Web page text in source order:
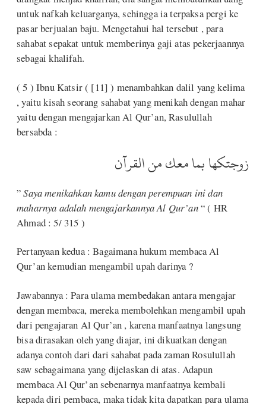
untuk nafkah keluarganya, sehingga ia terpaksa pergi ke
pasar berjualan baju. Mengetahui hal tersebut , para
sahabat sepakat untuk memberinya gaji atas pekerjaannya
sebagai khalifah.
( 5 ) Ibnu Katsir ( [11] ) menambahkan dalil yang kelima
, yaitu kisah seorang sahabat yang menikah dengan mahar
yaitu dengan mengajarkan Al Qur’an, Rasulullah
bersabda :
زوجتكها بما معك من القرآن
”Saya menikahkan kamu dengan perempuan ini dan
maharnya adalah mengajarkannya Al Qur’an“ ( HR
Ahmad : 5/ 315 )
Pertanyaan kedua : Bagaimana hukum membaca Al
Qur’an kemudian mengambil upah darinya ?
Jawabannya : Para ulama membedakan antara mengajar
dengan membaca, mereka membolehkan mengambil upah
dari pengajaran Al Qur’an , karena manfaatnya langsung
bisa dirasakan oleh yang diajar, ini dikuatkan dengan
adanya contoh dari dari sahabat pada zaman Rosulullah
saw sebagaimana yang dijelaskan di atas. Adapun
membaca Al Qur’an sebenarnya manfaatnya kembali
kepada diri pembaca, maka tidak kita dapatkan para ulama